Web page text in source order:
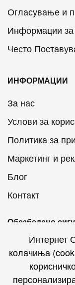
Огласување и
Информации
Често
ИНФОРМАЦИИ
За нас
Услови за
Политика за
Маркетинг и
Блог
Контакт
Обезбедено
Интернет
колачиња